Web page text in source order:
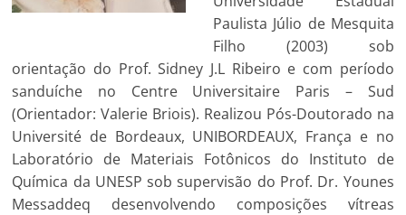
Paulista Júlio de Mesquita
Filho (2003) sob
orientação do Prof. Sidney J.L Ribeiro e com período
sanduíche no Centre Universitaire Paris – Sud
(Orientador: Valerie Briois). Realizou Pós-Doutorado na
Université de Bordeaux, UNIBORDEAUX, França e no
Laboratório de Materiais Fotônicos do Instituto de
Química da UNESP sob supervisão do Prof. Dr. Younes
Messaddeq desenvolvendo composições vítreas